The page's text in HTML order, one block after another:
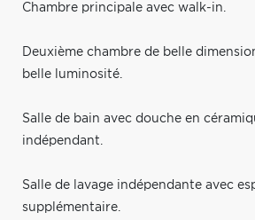
Chambre principale avec walk-in.
Deuxième chambre de belle
belle luminosité.
Salle de bain avec douche en
indépendant.
Salle de lavage indépendante avec
supplémentaire.